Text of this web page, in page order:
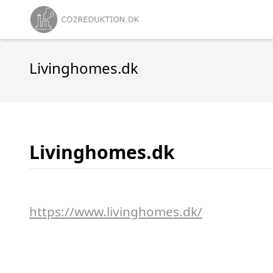
Livinghomes.dk
Livinghomes.dk
https://www.livinghomes.dk/